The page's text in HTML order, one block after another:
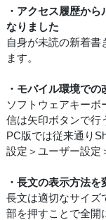
・アクセス履歴か
なりました
自身が未読の新着
ます。
・モバイル環境で
ソフトウェアキーボ
信は矢印ボタンで行
PC版では従来通り
設定＞ユーザー設定
・長文の表示方法を
長文は適切なサイズ
部を押すことで全開